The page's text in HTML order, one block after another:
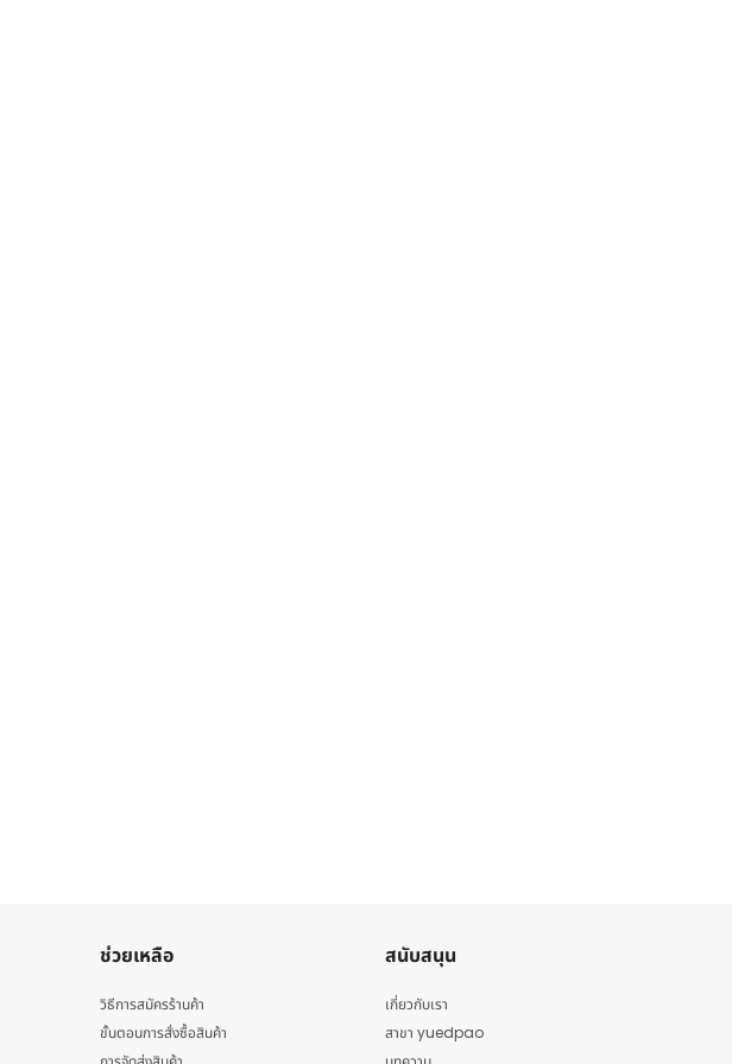
ช่วยเหลือ
วิธีการสมัครร้านค้า
ขั้นตอนการสั่งซื้อสินค้า
สนับสนุน
เกี่ยวกับเรา
สาขา yuedpao